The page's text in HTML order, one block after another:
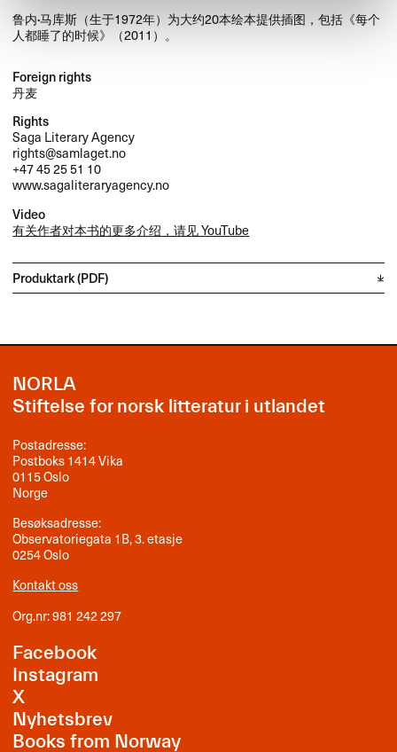
​鲁内·马库斯​ ​（生于​1972​年）​为大约​20​本绘本提供插图，​包括​《每个
人都睡了的时候》​（​2011​）​。​​
Foreign rights
丹麦
Rights
Saga Literary Agency
rights@samlaget.no
+47 45 25 51 10
www.sagaliteraryagency.no
Video
有关作者对本书的更多介绍，请见 YouTube
Produktark (PDF)
NORLA
Stiftelse for norsk litteratur i utlandet
Postadresse:
Postboks 1414 Vika
0115 Oslo
Norge
Besøksadresse:
Observatoriegata 1B, 3. etasje
0254 Oslo
Kontakt oss
Org.nr: 981 242 297
Facebook
Instagram
X
Nyhetsbrev
Books from Norway